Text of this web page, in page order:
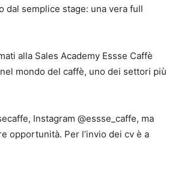
dal semplice stage: una vera full
alla Sales Academy Essse Caffè
mondo del caffè, uno dei settori più
Instagram @essse_caffe, ma
opportunità. Per l’invio dei cv è a